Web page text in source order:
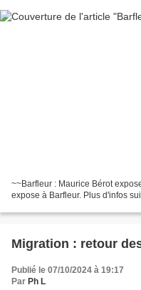
~~Barfleur : Maurice Bérot
expose à Barfleur. Plus d'infos
Migration : retour
Publié le 07/10/2024 à 19:17
Par Ph L